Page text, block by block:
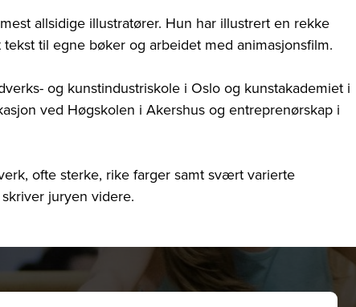
allsidige illustratører. Hun har illustrert en rekke
til egne bøker og arbeidet med animasjonsfilm.
og kunstindustriskole i Oslo og kunstakademiet i
ved Høgskolen i Akershus og entreprenørskap i
ofte sterke, rike farger samt svært varierte
juryen videre.